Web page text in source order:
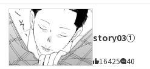
story03①
16425 40